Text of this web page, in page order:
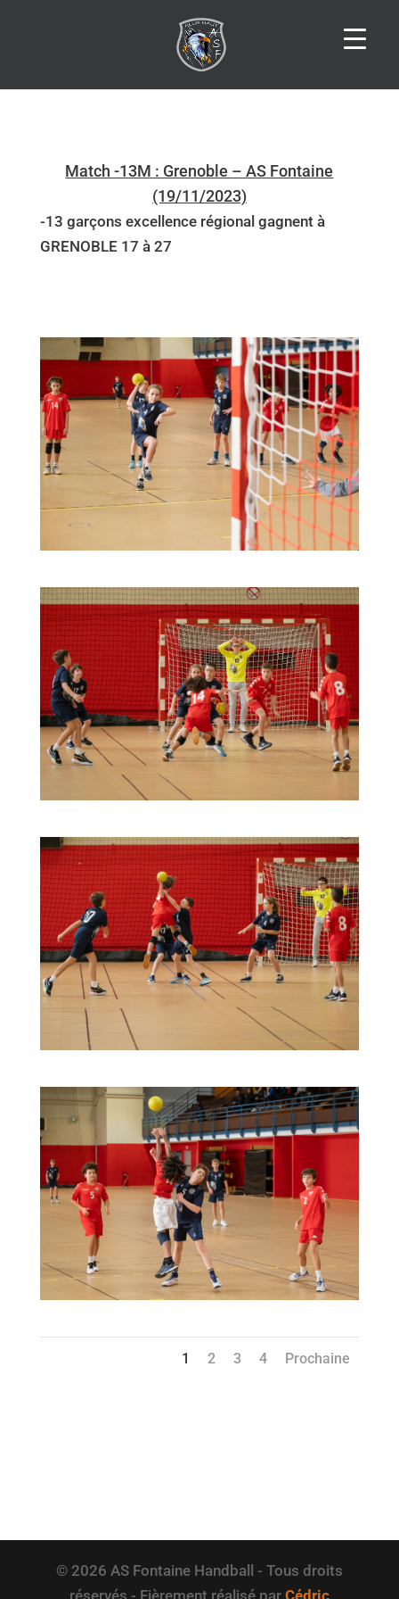
Match -13M : Grenoble – AS Fontaine
(19/11/2023)
-13 garçons excellence régional gagnent à
GRENOBLE 17 à 27
1 2 3 4 Prochaine
© 2026 AS Fontaine Handball - Tous droits